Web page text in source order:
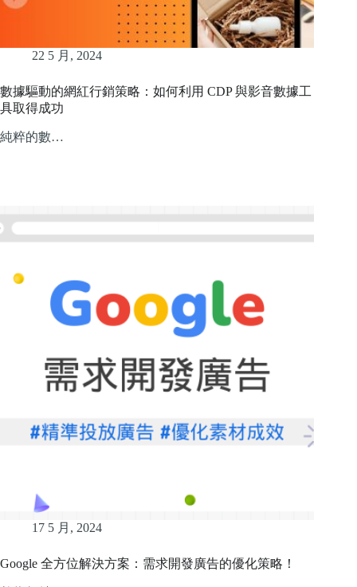
22 5 月, 2024
數據驅動的網紅行銷策略：如何利用 CDP 與影音數據工
具取得成功
純粹的數…
17 5 月, 2024
Google 全方位解決方案：需求開發廣告的優化策略！